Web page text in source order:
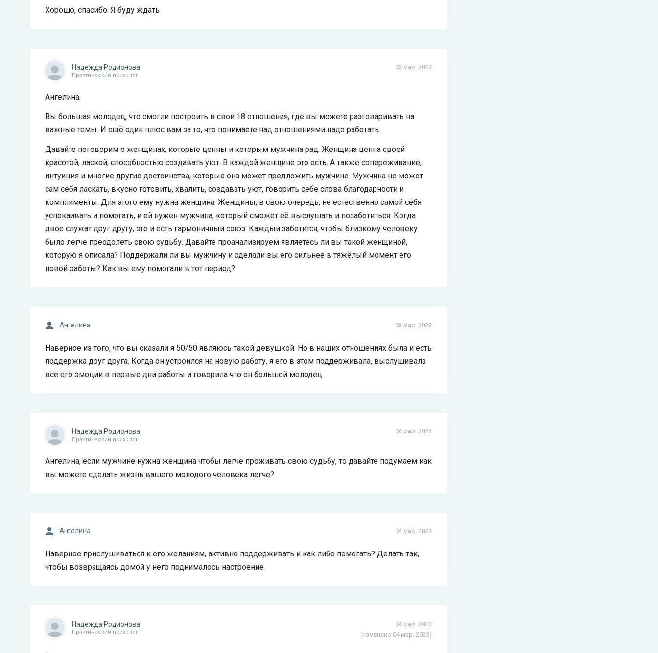
Хорошо, спасибо. Я буду ждать
03 мар. 2023
Надежда Родионова
Практический психолог.
Ангелина,
Вы большая молодец, что смогли построить в свои 18 отношения, где вы можете разговаривать на
важные темы. И ещё один плюс вам за то, что понимаете над отношениями надо работать.
Давайте поговорим о женщинах, которые ценны и которым мужчина рад. Женщина ценна своей
красотой, лаской, способностью создавать уют. В каждой женщине это есть. А также сопереживание,
интуиция и многие другие достоинства, которые она может предложить мужчине. Мужчина не может
сам себя ласкать, вкусно готовить, хвалить, создавать уют, говорить себе слова благодарности и
комплименты. Для этого ему нужна женщина. Женщины, в свою очередь, не естественно самой себя
успокаивать и помогать, и ей нужен мужчина, который сможет её выслушать и позаботиться. Когда
двое служат друг другу, это и есть гармоничный союз. Каждый заботится, чтобы близкому человеку
было легче преодолеть свою судьбу. Давайте проанализируем являетесь ли вы такой женщиной,
которую я описала? Поддержали ли вы мужчину и сделали вы его сильнее в тяжёлый момент его
новой работы? Как вы ему помогали в тот период?
03 мар. 2023
Ангелина
Наверное из того, что вы сказали я 50/50 являюсь такой девушкой. Но в наших отношениях была и есть
поддержка друг друга. Когда он устроился на новую работу, я его в этом поддерживала, выслушивала
все его эмоции в первые дни работы и говорила что он большой молодец.
04 мар. 2023
Надежда Родионова
Практический психолог.
Ангелина, если мужчине нужна женщина чтобы легче проживать свою судьбу, то давайте подумаем как
вы можете сделать жизнь вашего молодого человека легче?
04 мар. 2023
Ангелина
Наверное прислушиваться к его желаниям, активно поддерживать и как либо помогать? Делать так,
чтобы возвращаясь домой у него поднималось настроение
04 мар. 2023
(изменено 04 мар. 2023)
Надежда Родионова
Практический психолог.